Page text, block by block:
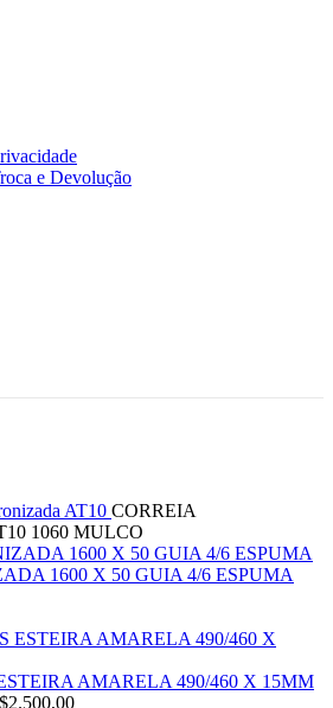
e Devolução
AT10 CORREIA
1060 MULCO
1600 X 50 GUIA 4/6 ESPUMA
AMARELA 490/460 X 15MM
2.500,00O